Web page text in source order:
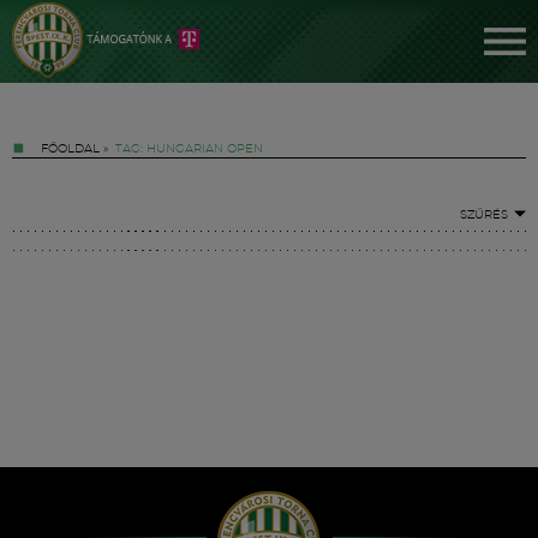
FŐOLDAL » TAG: HUNGARIAN OPEN
SZŰRÉS
Hírek